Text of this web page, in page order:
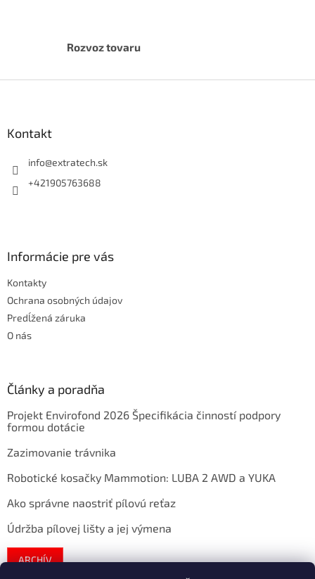
Rozvoz tovaru
Kontakt
info@extratech.sk
+421905763688
Informácie pre vás
Kontakty
Ochrana osobných údajov
Predĺžená záruka
O nás
Články a poradňa
Projekt Envirofond 2026 Špecifikácia činností podpory
formou dotácie
Zazimovanie trávnika
Robotické kosačky Mammotion: LUBA 2 AWD a YUKA
Ako správne naostriť pílovú reťaz
Údržba pílovej lišty a jej výmena
ARCHÍV